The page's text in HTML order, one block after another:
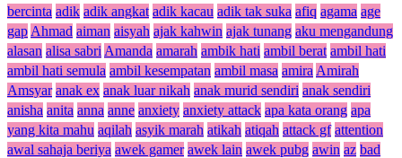
bercinta adik adik angkat adik kacau adik tak suka afiq agama age
gap Ahmad aiman aisyah ajak kahwin ajak tunang aku mengandung
alasan alisa sabri Amanda amarah ambik hati ambil berat ambil hati
ambil hati semula ambil kesempatan ambil masa amira Amirah
Amsyar anak ex anak luar nikah anak murid sendiri anak sendiri
anisha anita anna anne anxiety anxiety attack apa kata orang apa
yang kita mahu aqilah asyik marah atikah atiqah attack gf attention
awal sahaja beriya awek gamer awek lain awek pubg awin az bad